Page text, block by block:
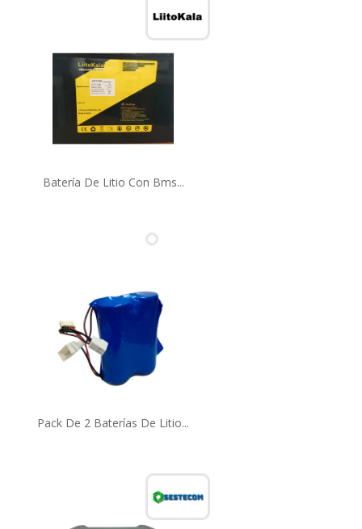
Batería De Litio Con Bms...
Pack De 2 Baterías De Litio...